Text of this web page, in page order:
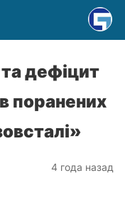
та дефіцит
поранених
4 года назад